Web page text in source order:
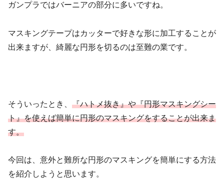
ガンプラではバーニアの部分に多いですね。
マスキングテープはカッターで好きな形に加工することが
出来ますが、綺麗な円形を切るのは至難の業です。
そういったとき、 『ハトメ抜き』や『円形マスキングシー
ト』を使えば簡単に円形のマスキングをすることが出来ま
す。
今回は、意外と難所な円形のマスキングを簡単にする方法
を紹介しようと思います。